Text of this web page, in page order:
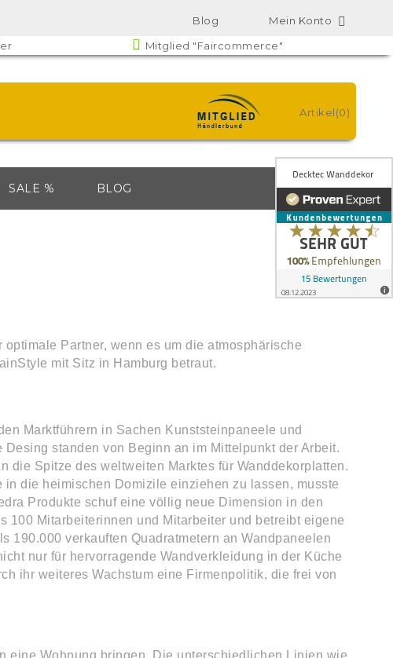
Mein Konto 
Blog
Mitglied "Faircommerce"
Artikel(0)
SALE % BLOG
Partner, wenn es um die atmosphärische
mit Sitz in Hamburg betraut.
Marktführern in Sachen Kunststeinpaneele und
standen von Beginn an im Mittelpunkt der Arbeit.
die Spitze des weltweiten Marktes für Wanddekorplatten.
die heimischen Domizile einziehen zu lassen, musste
Produkte schuf eine völlig neue Dimension in den
100 Mitarbeiterinnen und Mitarbeiter und betreibt eigene
190.000 verkauften Quadratmetern an Wandpaneelen
nur für hervorragende Wandverkleidung in der Küche
ihr weiteres Wachstum eine Firmenpolitik, die frei von
eine Wohnung bringen. Die unterschiedlichen Linien wie